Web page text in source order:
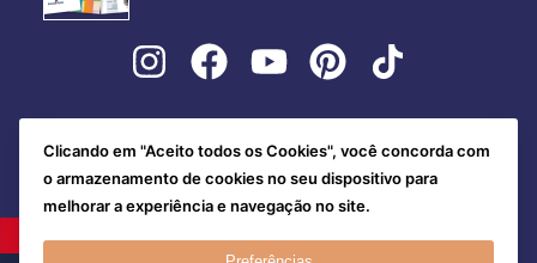
Clicando em "Aceito todos os Cookies", você concorda com
o armazenamento de cookies no seu dispositivo para
melhorar a experiência e navegação no site.